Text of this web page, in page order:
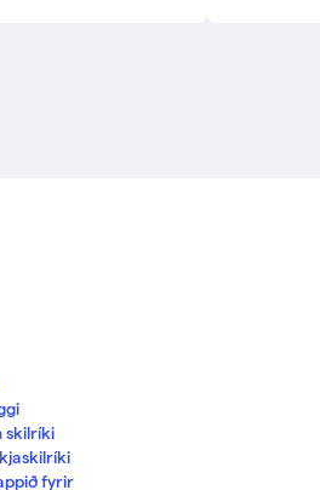
skilríki
fyrir